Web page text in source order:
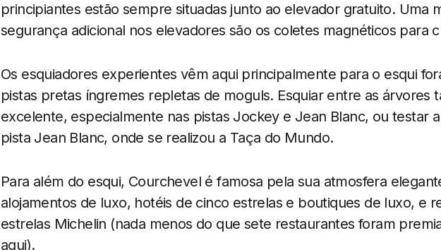
principiantes estão sempre situadas junto ao elevador gratuito. Uma
segurança adicional nos elevadores são os coletes magnéticos para
Os esquiadores experientes vêm aqui principalmente para o esqui
pistas pretas íngremes repletas de moguls. Esquiar entre as árvores
excelente, especialmente nas pistas Jockey e Jean Blanc, ou testar
pista Jean Blanc, onde se realizou a Taça do Mundo.
Para além do esqui, Courchevel é famosa pela sua atmosfera
alojamentos de luxo, hotéis de cinco estrelas e boutiques de luxo, e
estrelas Michelin (nada menos do que sete restaurantes foram
aqui).